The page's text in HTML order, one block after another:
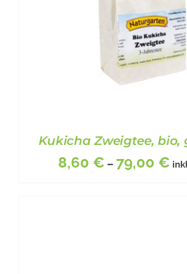
AUF
DER
WERDEN
Kukicha Zweigtee, bio,
8,60 € – 79,00 €